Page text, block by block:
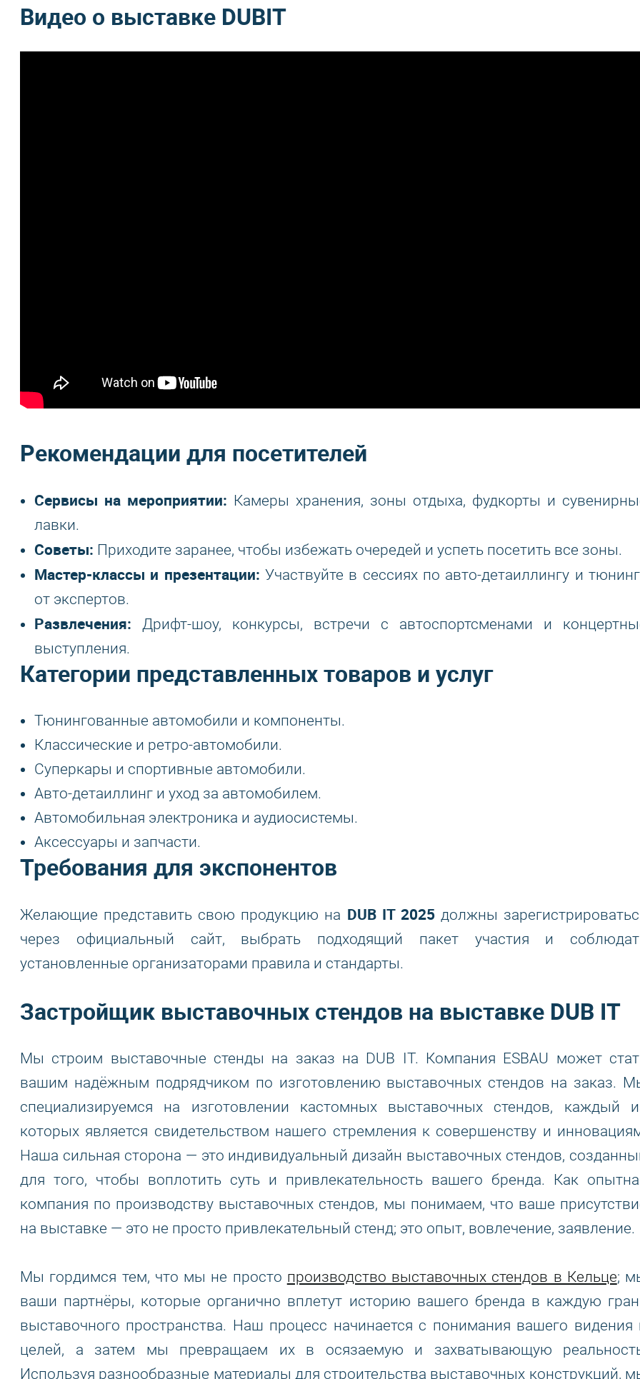
Видео о выставке DUBIT
Рекомендации для посетителей
Сервисы на мероприятии: Камеры хранения, зоны отдыха, фудкорты и
лавки.
Советы: Приходите заранее, чтобы избежать очередей и успеть посетить все зоны.
Мастер-классы и презентации: Участвуйте в сессиях по авто-детаиллингу и
от экспертов.
Развлечения: Дрифт-шоу, конкурсы, встречи с автоспортсменами и
выступления.
Категории представленных товаров и услуг
Тюнингованные автомобили и компоненты.
Классические и ретро-автомобили.
Суперкары и спортивные автомобили.
Авто-детаиллинг и уход за автомобилем.
Автомобильная электроника и аудиосистемы.
Аксессуары и запчасти.
Требования для экспонентов
Желающие представить свою продукцию на DUB IT 2025должны
через официальный сайт, выбрать подходящий пакет участия и
установленные организаторами правила и стандарты.
Застройщик выставочных стендов на выставке DUB IT
Мы строим выставочные стенды на заказ на DUB IT. Компания ESBAU может
вашим надёжным подрядчиком по изготовлению выставочных стендов на заказ.
специализируемся на изготовлении кастомных выставочных стендов, каждый
которых является свидетельством нашего стремления к совершенству и
Наша сильная сторона — это индивидуальный дизайн выставочных стендов,
для того, чтобы воплотить суть и привлекательность вашего бренда. Как
компания по производству выставочных стендов, мы понимаем, что ваше
на выставке — это не просто привлекательный стенд; это опыт, вовлечение, заявление.
Мы гордимся тем, что мы не просто производство выставочных стендов в Кельце;
ваши партнёры, которые органично вплетут историю вашего бренда в каждую
выставочного пространства. Наш процесс начинается с понимания вашего видения
целей, а затем мы превращаем их в осязаемую и захватывающую
Используя разнообразные материалы для строительства выставочных конструкций,